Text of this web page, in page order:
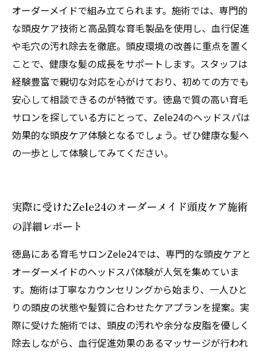
オーダーメイドで組み立てられます。施術では、専門的
な頭皮ケア技術と高品質な育毛製品を使用し、血行促進
や毛穴の汚れ除去を徹底。頭皮環境の改善に重点を置く
ことで、健康な髪の成長をサポートします。スタッフは
経験豊富で親切な対応を心がけており、初めての方でも
安心して相談できるのが特徴です。徳島で質の高い育毛
サロンを探している方にとって、Zele24のヘッドスパは
効果的な頭皮ケア体験となるでしょう。ぜひ健康な髪へ
の一歩として体験してみてください。
実際に受けたZele24のオーダーメイド頭皮ケア施術
の詳細レポート
徳島にある育毛サロンZele24では、専門的な頭皮ケアと
オーダーメイドのヘッドスパ体験が人気を集めていま
す。施術は丁寧なカウンセリングから始まり、一人ひと
りの頭皮の状態や髪質に合わせたケアプランを提案。実
際に受けた施術では、頭皮の汚れや余分な皮脂を優しく
除去しながら、血行促進効果のあるマッサージが行われ